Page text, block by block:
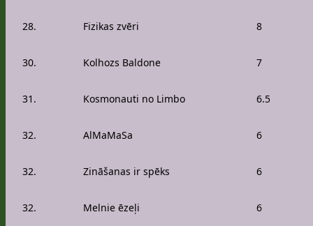
28. Fizikas zvēri 8
30. Kolhozs Baldone 7
31. Kosmonauti no Limbo 6.5
32. AlMaMaSa 6
32. Zināšanas ir spēks 6
32. Melnie ēzeļi 6